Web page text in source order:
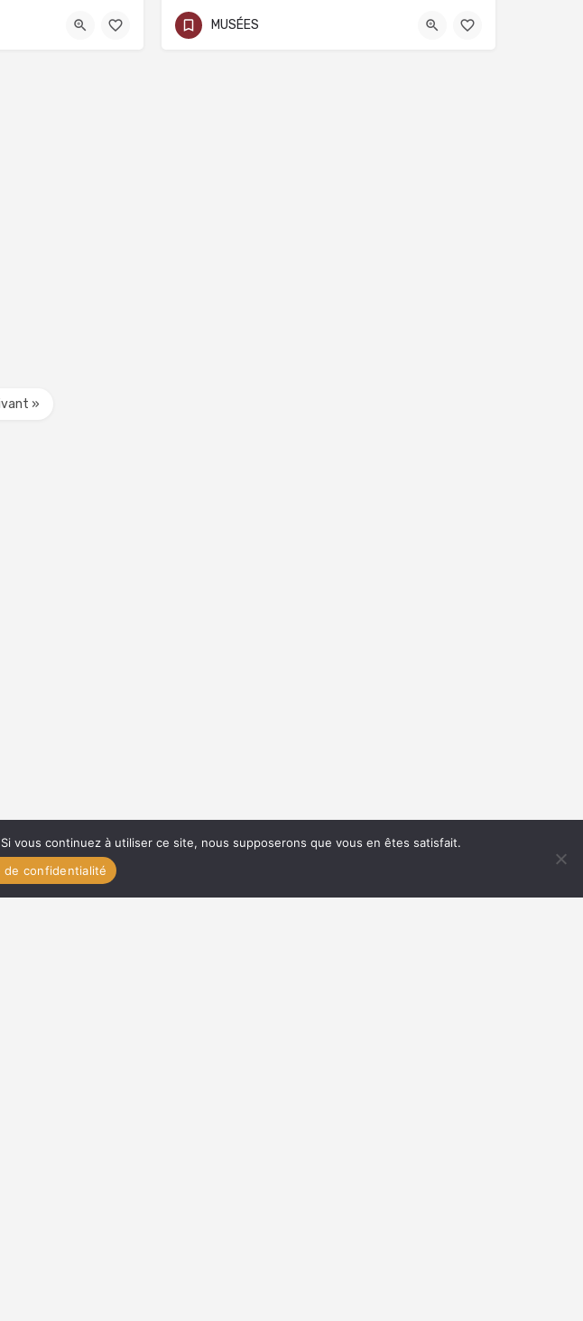
04 90 27 49 66 3 rue de la République
MUSÉES
»
vous continuez à utiliser ce site, nous supposerons que vous en êtes satisfait.
de confidentialité